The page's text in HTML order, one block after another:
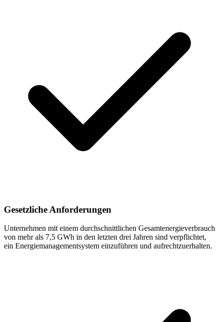
Gesetzliche Anforderungen
Unternehmen mit einem durchschnittlichen Gesamtenergie­verbrauch
von mehr als 7,5 GWh in den letzten drei Jahren sind verpflichtet,
ein Energiemanagement­system einzuführen und aufrechtzuerhalten.